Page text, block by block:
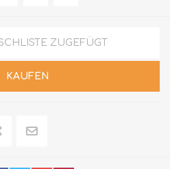
ZUGEFÜGT
KAUFEN